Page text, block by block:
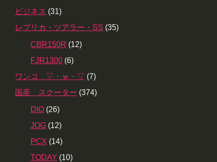
ビジネス (31)
レプリカ・ツアラー・SS (35)
CBR150R (12)
FJR1300 (6)
ワンコ ▽・ｗ・▽ (7)
国産 スクーター (374)
DIO (26)
JOG (12)
PCX (14)
TODAY (10)